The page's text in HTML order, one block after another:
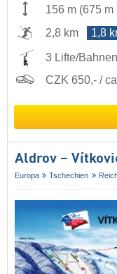
156 m (675 m
2,8 km
1,8
3 Lifte/Bahnen
CZK 650,- /
Aldrov –
Europa Tschechien